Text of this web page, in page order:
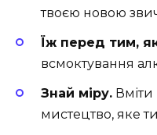
твоєю новою
Їж перед тим,
всмоктування
Знай міру.
мистецтво, яке